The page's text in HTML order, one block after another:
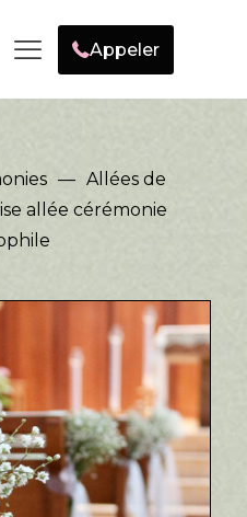
Appeler
— Allées de
allée cérémonie